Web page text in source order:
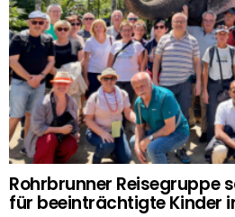
Rohrbrunner Reisegruppe
für beeinträchtigte Kinder